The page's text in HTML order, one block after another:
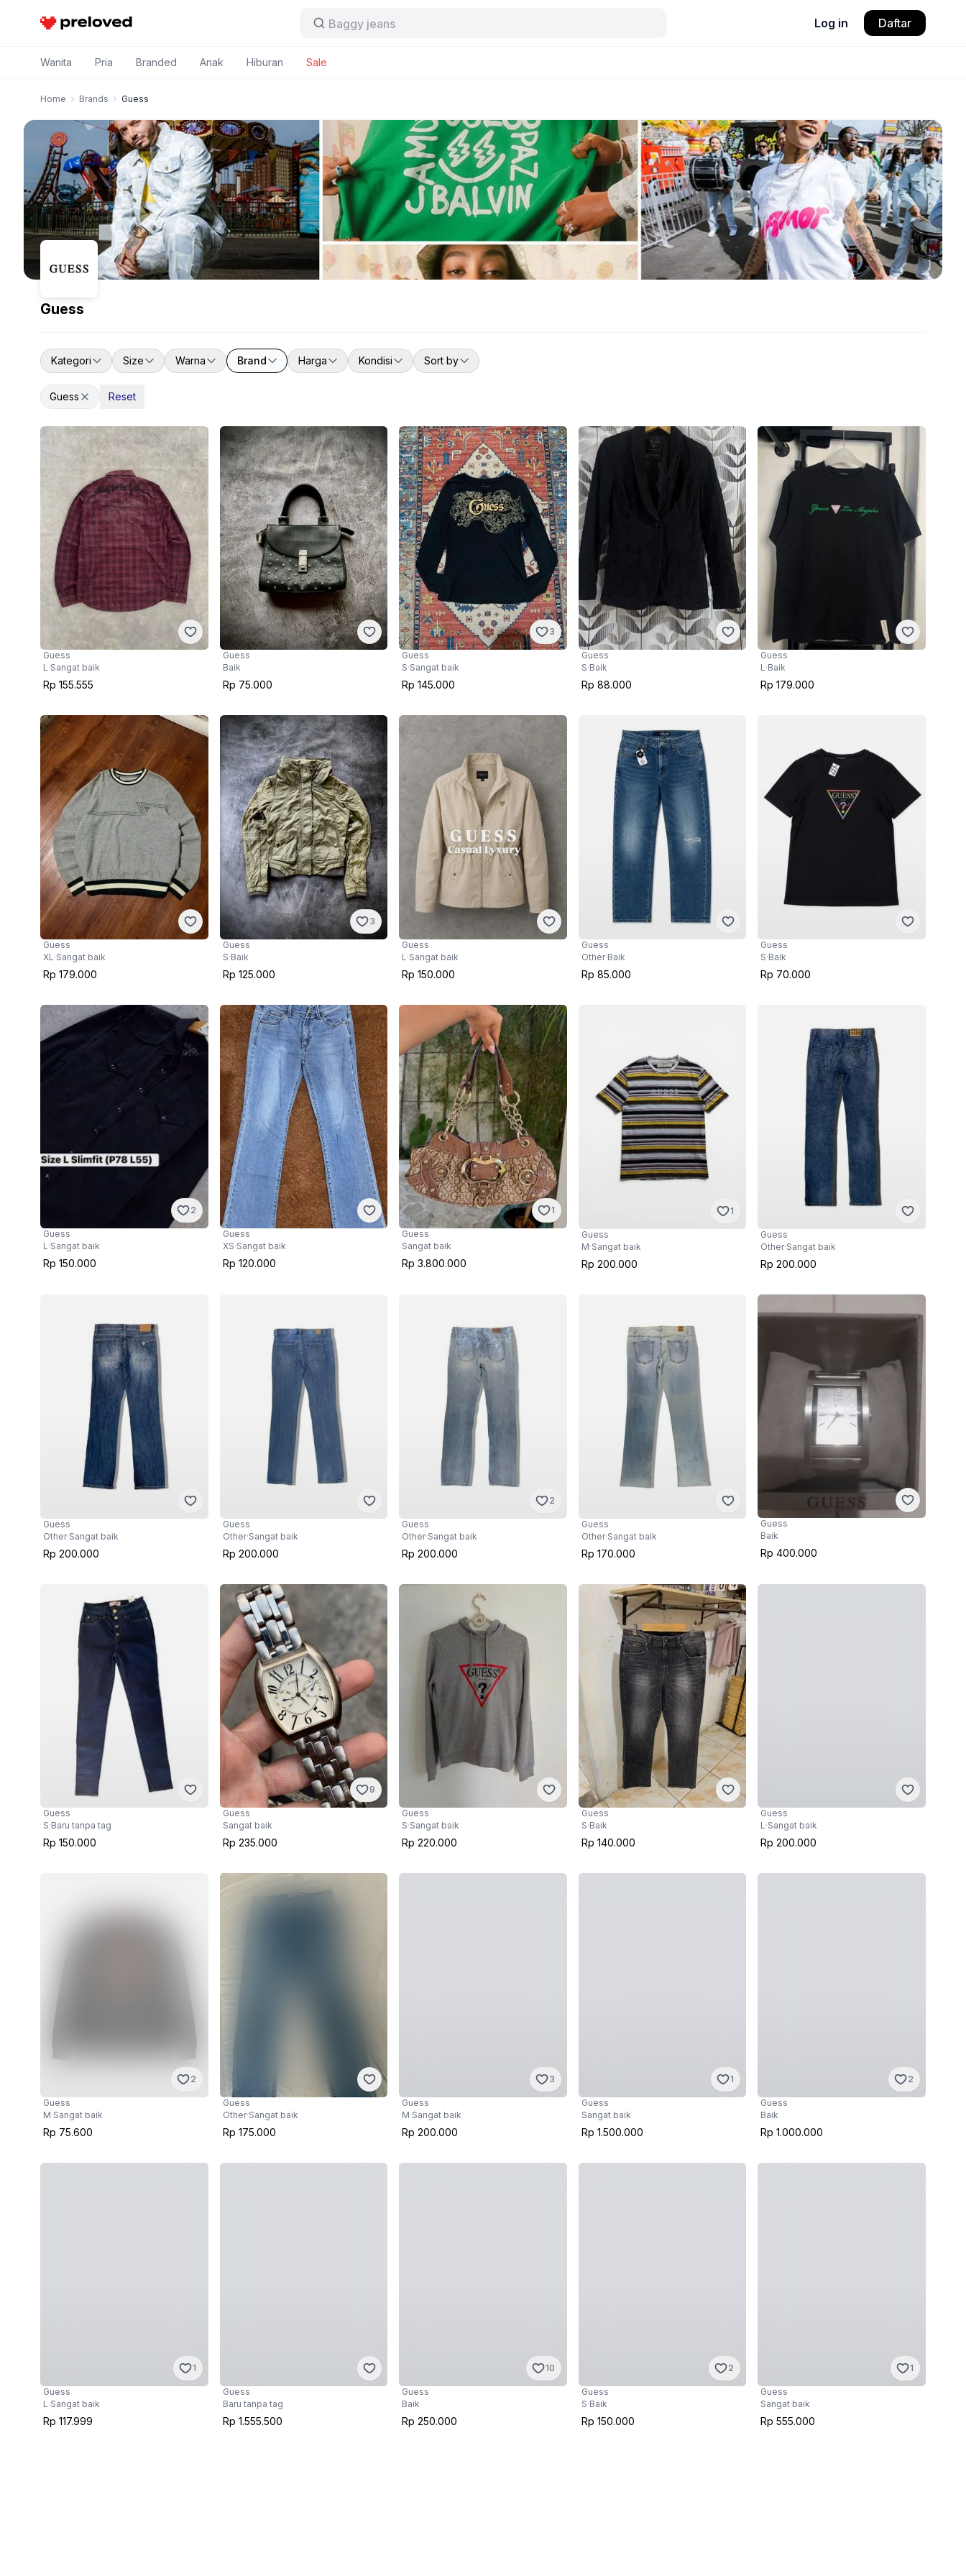
Preloved Indonesia
Tas
Log in Daftar
Wanita Pria Branded Anak Hiburan Sale
Home Brands Guess
Guess
Kategori Size Warna Brand Harga Kondisi Sort by
Guess Reset
Guess
L·Sangat baik
Rp 155.555
Guess
Baik
Rp 75.000
3
Guess
S·Sangat baik
Rp 145.000
Guess
S·Baik
Rp 88.000
Guess
L·Baik
Rp 179.000
Guess
XL ·Sangat baik
Rp 179.000
3
Guess
S·Baik
Rp 125.000
Guess
L ·Sangat baik
Rp 150.000
Guess
Other·Baik
Rp 85.000
Guess
S·Baik
Rp 70.000
2
Guess
L·Sangat baik
Rp 150.000
Guess
XS·Sangat baik
Rp 120.000
1
Guess
Sangat baik
Rp 3.800.000
1
Guess
M·Sangat baik
Rp 200.000
Guess
Other·Sangat baik
Rp 200.000
Guess
Other·Sangat baik
Rp 200.000
Guess
Other·Sangat baik
Rp 200.000
2
Guess
Other·Sangat baik
Rp 200.000
Guess
Other·Sangat baik
Rp 170.000
Guess
Baik
Rp 400.000
Guess
S·Baru tanpa tag
Rp 150.000
9
Guess
Sangat baik
Rp 235.000
Guess
S·Sangat baik
Rp 220.000
Guess
S·Baik
Rp 140.000
Guess
L·Sangat baik
Rp 200.000
2
Guess
M·Sangat baik
Rp 75.600
Guess
Other·Sangat baik
Rp 175.000
3
Guess
M·Sangat baik
Rp 200.000
1
Guess
Sangat baik
Rp 1.500.000
2
Guess
Baik
Rp 1.000.000
1
Guess
L·Sangat baik
Rp 117.999
Guess
Baru tanpa tag
Rp 1.555.500
10
Guess
Baik
Rp 250.000
2
Guess
S·Baik
Rp 150.000
1
Guess
Sangat baik
Rp 555.000